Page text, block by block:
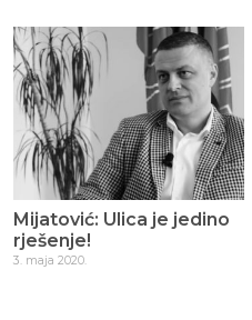
Mijatović: Ulica je jedino
rješenje!
3. maja 2020.